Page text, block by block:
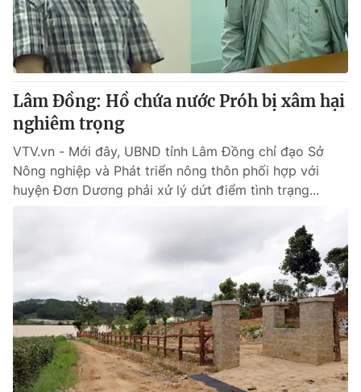
Lâm Đồng: Hồ chứa nước Próh bị xâm hại
nghiêm trọng
VTV.vn - Mới đây, UBND tỉnh Lâm Đồng chỉ đạo Sở
Nông nghiệp và Phát triển nông thôn phối hợp với
huyện Đơn Dương phải xử lý dứt điểm tình trạng...